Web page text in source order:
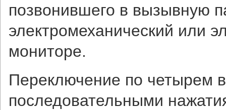
позвонившего в вызывную
электромеханический или
мониторе.
Переключение по четырем
последовательными